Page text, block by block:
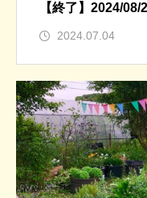
【終了】2024/
2024.07.04